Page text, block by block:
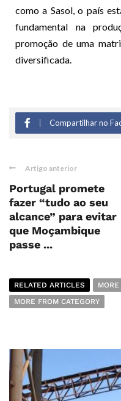
como a Sasol, o país
fundamental na
promoção de uma
diversificada.
Compartilhar no
Artigo anterior
Portugal promete
fazer “tudo ao seu
alcance” para evitar
que Moçambique
passe ...
RELATED ARTICLES
MORE FROM CATEGORY